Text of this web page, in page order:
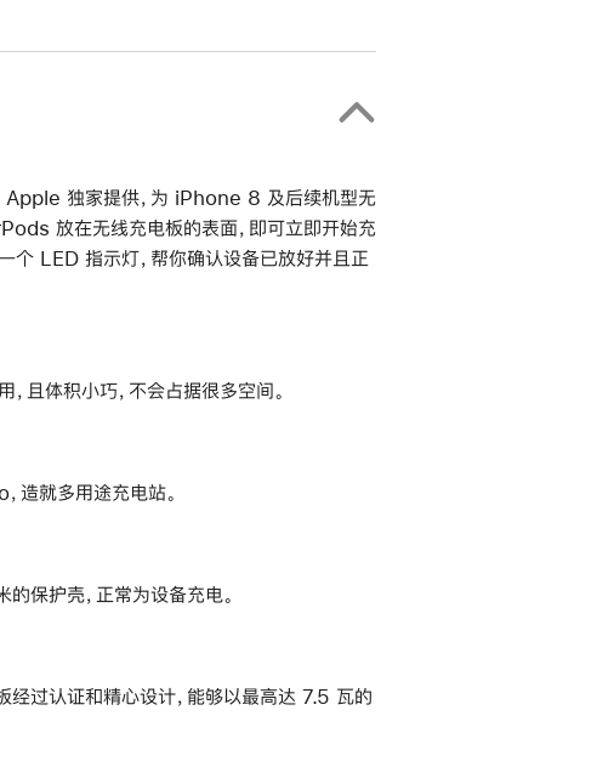
独家提供，为 iPhone 8 及后续机型无
放在无线充电板的表面，即可立即开始充
个 LED 指示灯，帮你确认设备已放好并且正
且体积小巧，不会占据很多空间。
就多用途充电站。
保护壳，正常为设备充电。
过认证和精心设计，能够以最高达 7.5 瓦的